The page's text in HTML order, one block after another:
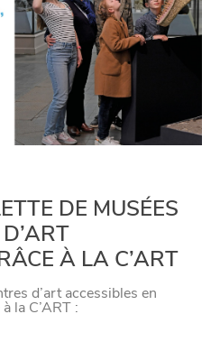
DE MUSÉES
À LA C’ART
d’art accessibles en
la C’ART :
VIVRE
NORD